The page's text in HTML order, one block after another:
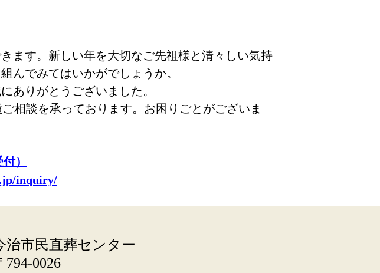
ます。新しい年を大切なご先祖様と清々しい気持
んでみてはいかがでしょうか。
ありがとうございました。
相談を承っております。お困りごとがございま
）
inquiry/
治市民直葬センター
794-0026